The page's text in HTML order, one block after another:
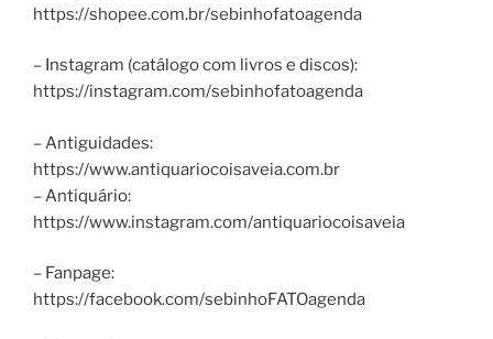
https://shopee.com.br/sebinhofatoagenda
– Instagram (catálogo com livros e discos):
https://instagram.com/sebinhofatoagenda
– Antiguidades:
https://www.antiquariocoisaveia.com.br
– Antiquário:
https://www.instagram.com/antiquariocoisaveia
– Fanpage:
https://facebook.com/sebinhoFATOagenda